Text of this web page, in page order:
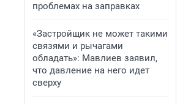
проблемах на заправках
«Застройщик не может такими
связями и рычагами
обладать»: Мавлиев заявил,
что давление на него идет
сверху